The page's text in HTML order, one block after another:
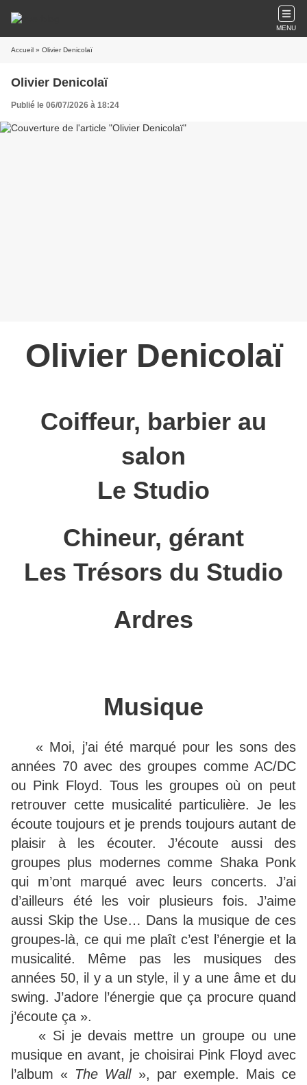
MENU
Accueil » Olivier Denicolaï
Olivier Denicolaï
Publié le 06/07/2026 à 18:24
Olivier Denicolaï
Coiffeur, barbier au
salon
Le Studio
Chineur, gérant
Les Trésors du Studio
Ardres
Musique
« Moi, j’ai été marqué pour les sons des
années 70 avec des groupes comme AC/DC
ou Pink Floyd. Tous les groupes où on peut
retrouver cette musicalité particulière. Je les
écoute toujours et je prends toujours autant de
plaisir à les écouter. J’écoute aussi des
groupes plus modernes comme Shaka Ponk
qui m’ont marqué avec leurs concerts. J’ai
d’ailleurs été les voir plusieurs fois. J’aime
aussi Skip the Use… Dans la musique de ces
groupes-là, ce qui me plaît c’est l’énergie et la
musicalité. Même pas les musiques des
années 50, il y a un style, il y a une âme et du
swing. J’adore l’énergie que ça procure quand
j’écoute ça ».
« Si je devais mettre un groupe ou une
musique en avant, je choisirai Pink Floyd avec
l’album « The Wall», par exemple. Mais ce